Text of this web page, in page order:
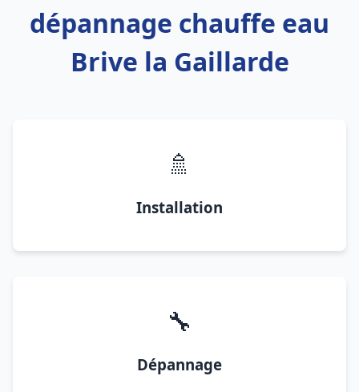
dépannage chauffe eau
Brive la Gaillarde
🚿
Installation
🔧
Dépannage